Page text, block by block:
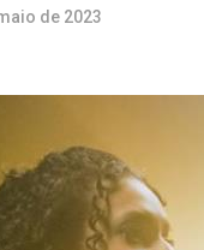
de 2023